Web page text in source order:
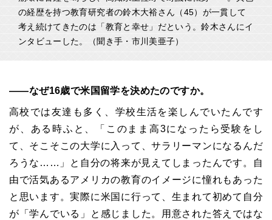
の経歴を持つ教育研究者の鈴木大裕さん（45）が一貫して
考え続けてきたのは「教育と幸せ」だという。鈴木さんにイ
ンタビューした。（聞き手・市川美亜子）
――なぜ16歳で米国留学を決めたのですか。
高校では友達も多く、学校生活を楽しんでいたんです
が、ある時ふと、「このまま高3になったら受験をし
て、そこそこの大学に入って、サラリーマンになるんだ
ろうな……」と自分の将来が見えてしまったんです。自
由で活気あるアメリカの教育のイメージに憧れもあった
と思います。実際に米国に行って、生まれて初めて自分
が「学んでいる」と感じました。用意された答えではな